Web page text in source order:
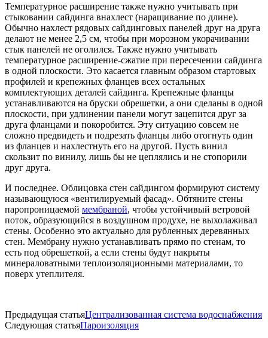
Температурное расширение также нужно учитывать при
стыковании сайдинга внахлест (наращивание по длине).
Обычно нахлест рядовых сайдинговых панелей друг на друга
делают не менее 2,5 см, чтобы при морозном укорачивании
стык панелей не оголился. Также нужно учитывать
температурное расширение-сжатие при пересечении сайдинга
в одной плоскости. Это касается главным образом стартовых
профилей и крепежных фланцев всех остальных
комплектующих деталей сайдинга. Крепежные фланцы
устанавливаются на бруски обрешетки, а они сделаны в одной
плоскости, при удлинении панели могут зацепится друг за
друга фланцами и покоробится. Эту ситуацию совсем не
сложно предвидеть и подрезать фланцы либо отогнуть один
из фланцев и нахлестнуть его на другой. Пусть винил
скользит по винилу, лишь бы не цеплялись и не стопорили
друг друга.
И последнее. Облицовка стен сайдингом формируют систему
называющуюся «вентилируемый фасад». Обтяните стены
паропроницаемой мембраной, чтобы устойчивый ветровой
поток, образующийся в воздушном продухе, не выхолаживал
стены. Особенно это актуально для рубленных деревянных
стен. Мембрану нужно устанавливать прямо по стенам, то
есть под обрешеткой, а если стены будут накрыты
минераловатными теплоизоляционными материалами, то
поверх утеплителя.
Предыдущая статьяЦентрализованная система водоснабжения
Следующая статьяПароизоляция